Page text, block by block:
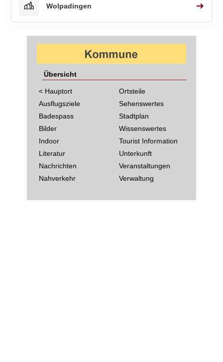
Wolpadingen ➔
Übersicht
< Hauptort
Ausflugsziele
Badespass
Bilder
Indoor
Literatur
Nachrichten
Nahverkehr
Ortsteile
Sehenswertes
Stadtplan
Wissenswertes
Tourist Information
Unterkunft
Veranstaltungen
Verwaltung